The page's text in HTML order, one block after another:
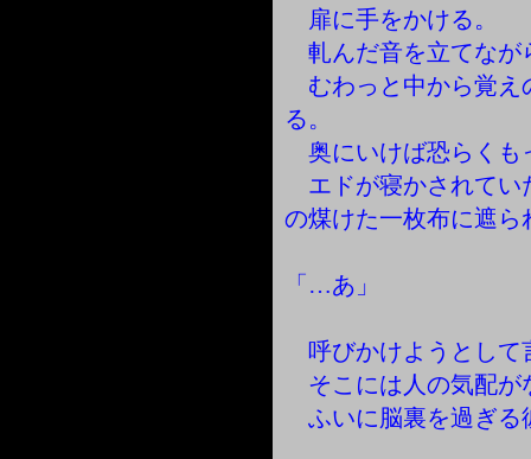
扉に手をかける。
軋んだ音を立てなが
むわっと中から覚え
る。
奥にいけば恐らくも
エドが寝かされてい
の煤けた一枚布に遮ら
「…あ」
呼びかけようとして
そこには人の気配が
ふいに脳裏を過ぎる